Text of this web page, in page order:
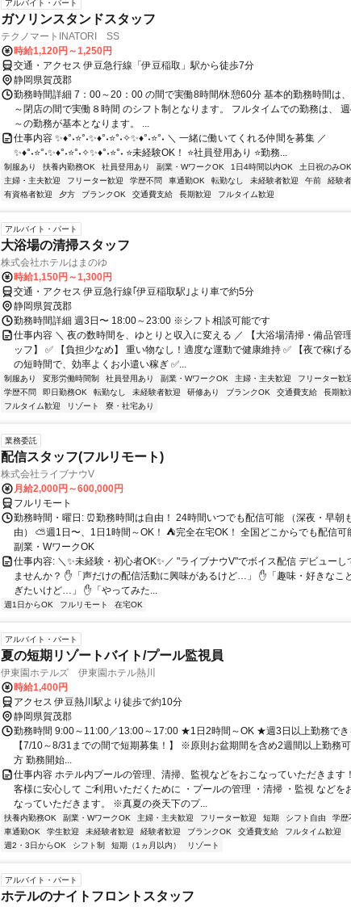
アルバイト・パート
ガソリンスタンドスタッフ
テクノマートINATORI SS
時給1,120円～1,250円
交通・アクセス 伊豆急行線「伊豆稲取」駅から徒歩7分
静岡県賀茂郡
勤務時間詳細 7：00～20：00 の間で実働8時間/休憩60分 基本的勤務時間は
～閉店の間で実働８時間 のシフト制となります。 フルタイムでの勤務は、 週
～の勤務が基本となります。 ...
仕事内容 ✨♦°˖⭐°˖✨♦°˖⭐°˖✧✨♦°˖⭐°˖ ＼ 一緒に働いてくれる仲間を募集 ／
✨♦°˖⭐°˖✨♦°˖⭐°˖✧✨♦°˖⭐°˖ ⭐未経験OK！ ⭐社員登用あり ⭐勤務...
制服あり 扶養内勤務OK 社員登用あり 副業・WワークOK 1日4時間以内OK
土日祝のみOK
主婦・主夫歓迎
フリーター歓迎 学歴不問 車通勤OK 転勤なし 未経験者歓迎 午前
経験
有資格者歓迎
夕方 ブランクOK 交通費支給 長期歓迎 フルタイム歓迎
アルバイト・パート
大浴場の清掃スタッフ
株式会社ホテルはまのゆ
時給1,150円～1,300円
交通・アクセス 伊豆急行線｢伊豆稲取駅｣より車で約5分
静岡県賀茂郡
勤務時間詳細 週3日〜 18:00～23:00 ※シフト相談可能です
仕事内容 ＼ 夜の数時間を、ゆとりと収入に変える ／ 【大浴場清掃・備品管
ッフ】 ✅ 【負担少なめ】 重い物なし！適度な運動で健康維持 ✅ 【夜で稼げ
の短時間で、効率よくお小遣い稼ぎ ✅...
制服あり 変形労働時間制 社員登用あり 副業・WワークOK 主婦・主夫歓迎
フリーター歓
学歴不問
即日勤務OK 転勤なし 未経験者歓迎 研修あり ブランクOK 交通費支給
長期歓
フルタイム歓迎
リゾート 寮・社宅あり
業務委託
配信スタッフ(フルリモート)
株式会社ライブナウV
月給2,000円～600,000円
フルリモート
勤務時間・曜日: ⏰勤務時間は自由！ 24時間いつでも配信可能 （深夜・早朝
由） ⛅週1日〜、1日1時間～OK！ ⛺完全在宅OK！ 全国どこからでも配信可
副業・WワークOK
仕事内容: ＼✨未経験・初心者OK✨／ "ライブナウV"でボイス配信 デビューし
ませんか？ ✋「声だけの配信活動に興味があるけど…」 ✋「趣味・好きなこ
ぎたいけど…」 ✋「やってみた...
週1日からOK フルリモート 在宅OK
アルバイト・パート
夏の短期リゾートバイト/プール監視員
伊東園ホテルズ 伊東園ホテル熱川
時給1,400円
アクセス 伊豆熱川駅より徒歩で約10分
静岡県賀茂郡
勤務時間 9:00～11:00／13:00～17:00 ★1日2時間～OK ★週3日以上勤務でき
【7/10～8/31までの間で短期募集！】 ※原則お盆期間を含め2週間以上勤務
方 勤務開始...
仕事内容 ホテル内プールの管理、清掃、監視などをおこなっていただきます
客様に安心して ご利用いただくために ・プールの管理 ・清掃 ・監視 などを
なっていただきます。 ※真夏の炎天下のプ...
扶養内勤務OK 副業・WワークOK 主婦・主夫歓迎 フリーター歓迎 短期 シフト自由
学歴
車通勤OK
学生歓迎 未経験者歓迎 経験者歓迎 ブランクOK 交通費支給
フルタイム歓迎
週2・3日からOK
シフト制 短期（1ヵ月以内） リゾート
アルバイト・パート
ホテルのナイトフロントスタッフ